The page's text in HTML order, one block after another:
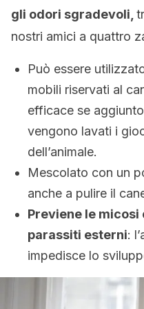
gli odori sgradevoli,
nostri amici a quattro
Può essere
mobili riservati al
efficace se
vengono lavati i
dell’animale.
Mescolato con un
anche a pulire il
Previene le micosi
parassiti esterni:
impedisce lo